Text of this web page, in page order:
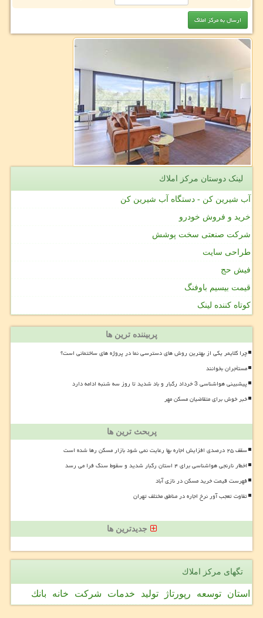
لینک دوستان مركز املاك
آب شیرین کن - دستگاه آب شیرین کن
خرید و فروش خودرو
شرکت صنعتی سخت پوشش
طراحی سایت
فیش حج
قیمت بیسیم باوفنگ
کوتاه کننده لینک
پربیننده ترین ها
چرا کلایمر یکی از بهترین روش های دسترسی نما در پروژه های ساختمانی است؟
مستأجران بخوانند
پیشبینی هواشناسی 3 خرداد رگبار و باد شدید تا روز سه شنبه ادامه دارد
خبر خوش برای متقاضیان مسکن مهر
پربحث ترین ها
سقف ۲۵ درصدی افزایش اجاره بها رعایت نمی شود بازار مسکن رها شده است
اخطار نارنجی هواشناسی برای ۴ استان رگبار شدید و سقوط سنگ فرا می رسد
فهرست قیمت خرید مسکن در نازی آباد
تفاوت تعجب آور نرخ اجاره در مناطق مختلف تهران
جدیدترین ها
تگهای مركز املاك
استان توسعه رپورتاژ تولید خدمات شركت خانه بانك